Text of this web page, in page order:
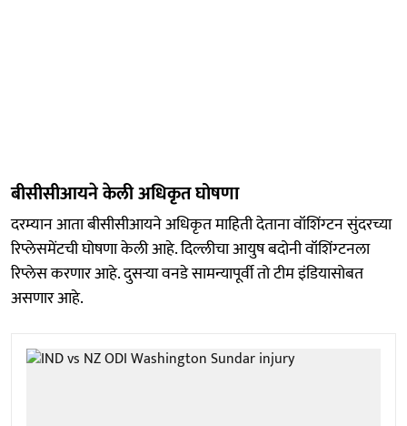
बीसीसीआयने केली अधिकृत घोषणा
दरम्यान आता बीसीसीआयने अधिकृत माहिती देताना वॉशिंग्टन सुंदरच्या
रिप्लेसमेंटची घोषणा केली आहे. दिल्लीचा आयुष बदोनी वॉशिंग्टनला
रिप्लेस करणार आहे. दुसऱ्या वनडे सामन्यापूर्वी तो टीम इंडियासोबत
असणार आहे.